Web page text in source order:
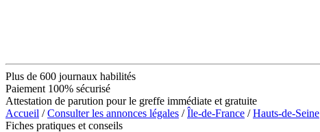
Plus de 600 journaux habilités
Paiement 100% sécurisé
Attestation de parution pour le greffe immédiate et gratuite
Accueil /Consulter les annonces légales /Île-de-France /Hauts-de-Seine
Fiches pratiques et conseils